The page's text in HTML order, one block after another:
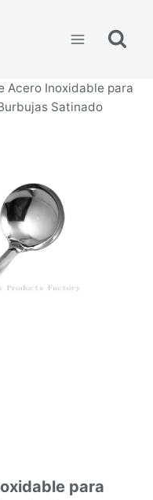
Acero Inoxidable para
Satinado
para